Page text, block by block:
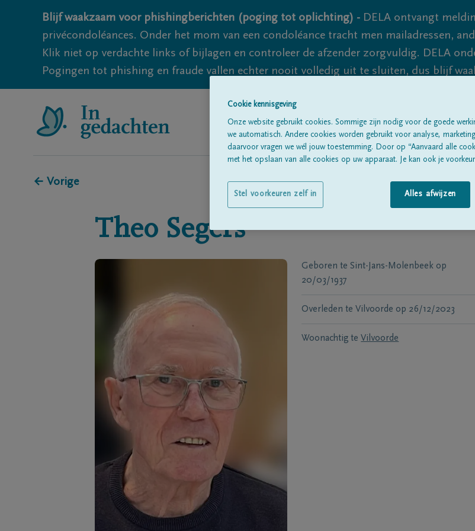
Blijf waakzaam voor phishingberichten (poging tot oplichting) - DELA ontvangt
privécondoléances. Onder het mom van een condoléance tracht men mailadressen,
Klik niet op verdachte links of bijlagen en controleer de afzender zorgvuldig. DELA
Pogingen tot phishing en fraude vallen echter nooit volledig uit te sluiten, dus blijf
Alle
← Vorige
Theo Segers
Geboren te Sint-Jans-Molenbeek op
20/03/1937
Overleden te Vilvoorde op 26/12/2023
Woonachtig te Vilvoorde
Cookie kennisgeving
Onze website gebruikt cookies. Sommige zijn nodig voor de goede
we automatisch. Andere cookies worden gebruikt voor analyse,
daarvoor vragen we wél jouw toestemming. Door op “Aanvaard alle
met het opslaan van alle cookies op uw apparaat. Je kan ook je
Alles afwijzen
Stel voorkeuren zelf in